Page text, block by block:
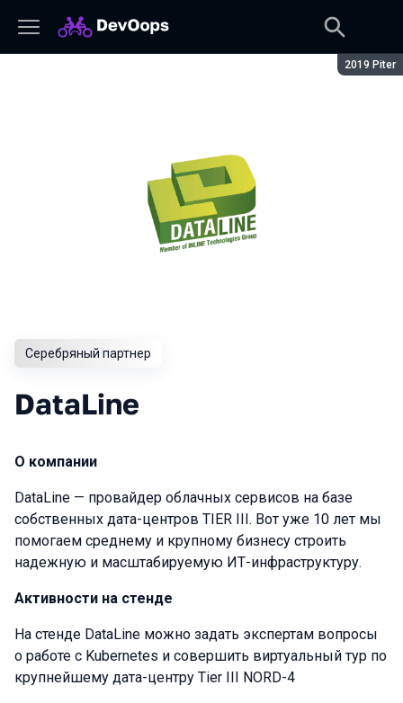
Сезон:
2019 Piter
Серебряный партнер
DataLine
О компании
DataLine — провайдер облачных сервисов на базе
собственных дата-центров TIER III. Вот уже 10 лет мы
помогаем среднему и крупному бизнесу строить
надежную и масштабируемую ИТ-инфраструктуру.
Активности на стенде
На стенде DataLine можно задать экспертам вопросы
о работе с Kubernetes и совершить виртуальный тур по
крупнейшему дата-центру Tier III NORD-4